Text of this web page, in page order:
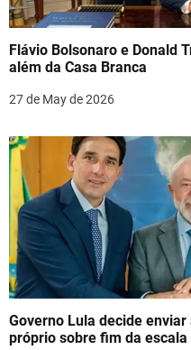
Flávio Bolsonaro e Donald
além da Casa Branca
27 de May de 2026
Governo Lula decide
próprio sobre fim da escala